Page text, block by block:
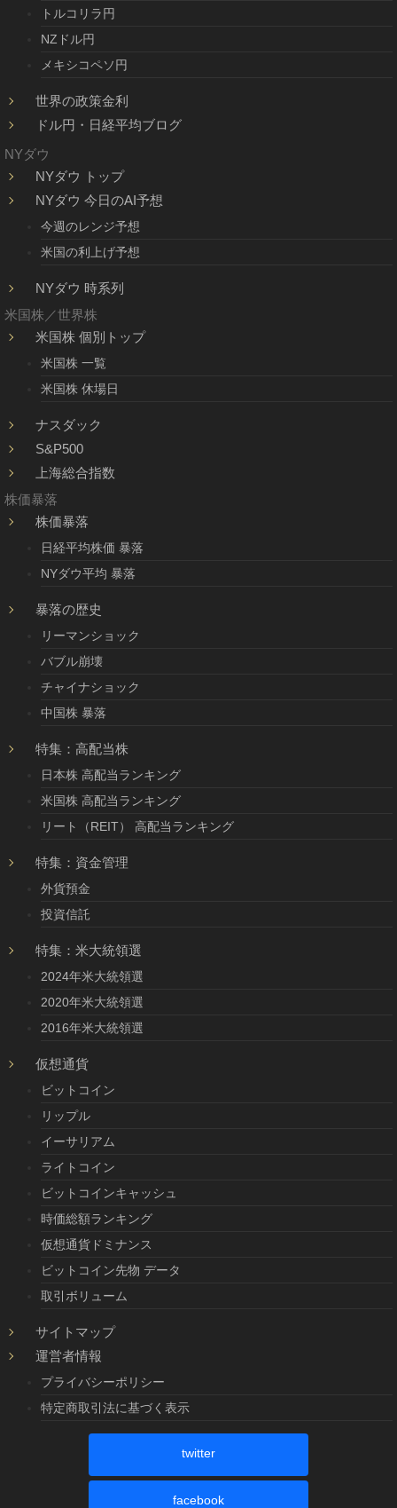
トルコリラ円
NZドル円
メキシコペソ円
世界の政策金利
ドル円・日経平均ブログ
NYダウ
NYダウ トップ
NYダウ 今日のAI予想
今週のレンジ予想
米国の利上げ予想
NYダウ 時系列
米国株／世界株
米国株 個別トップ
米国株 一覧
米国株 休場日
ナスダック
S&P500
上海総合指数
株価暴落
株価暴落
日経平均株価 暴落
NYダウ平均 暴落
暴落の歴史
リーマンショック
バブル崩壊
チャイナショック
中国株 暴落
特集：高配当株
日本株 高配当ランキング
米国株 高配当ランキング
リート（REIT） 高配当ランキング
特集：資金管理
外貨預金
投資信託
特集：米大統領選
2024年米大統領選
2020年米大統領選
2016年米大統領選
仮想通貨
ビットコイン
リップル
イーサリアム
ライトコイン
ビットコインキャッシュ
時価総額ランキング
仮想通貨ドミナンス
ビットコイン先物 データ
取引ボリューム
サイトマップ
運営者情報
プライバシーポリシー
特定商取引法に基づく表示
twitter
facebook